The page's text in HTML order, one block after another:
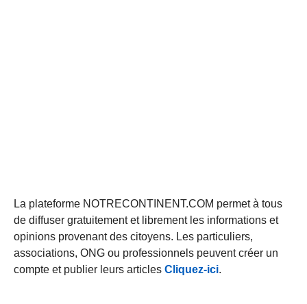
La plateforme NOTRECONTINENT.COM permet à tous
de diffuser gratuitement et librement les informations et
opinions provenant des citoyens. Les particuliers,
associations, ONG ou professionnels peuvent créer un
compte et publier leurs articles Cliquez-ici.